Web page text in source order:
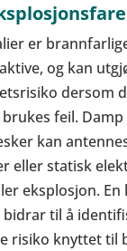
er
og kan
dersom
feil.
kan
eller statisk
eksplosjon. En
til å
risiko knyttet til